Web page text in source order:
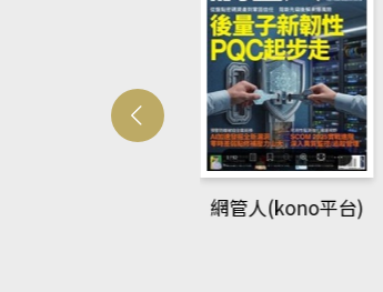
網管人(kono平台)